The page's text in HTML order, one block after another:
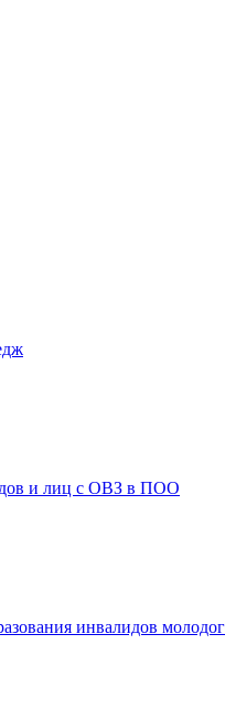
и лиц с ОВЗ в ПОО
инвалидов